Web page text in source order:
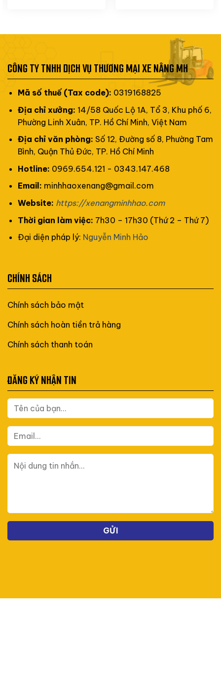
CÔNG TY TNHH DỊCH VỤ THƯƠNG MẠI XE NÂNG MH
Mã số thuế (Tax code): 0319168825
Địa chỉ xưởng: 14/58 Quốc Lộ 1A, Tổ 3, Khu phố 6,
Phường Linh Xuân, TP. Hồ Chí Minh, Việt Nam
Địa chỉ văn phòng: Số 12, Đường số 8, Phường Tam
Bình, Quận Thủ Đức, TP. Hồ Chí Minh
Hotline: 0969.654.121 - 0343.147.468
Email: minhhaoxenang@gmail.com
Website: https://xenangminhhao.com
Thời gian làm việc: 7h30 – 17h30 (Thứ 2 – Thứ 7)
Đại diện pháp lý: Nguyễn Minh Hảo
CHÍNH SÁCH
Chính sách bảo mật
Chính sách hoàn tiền trả hàng
Chính sách thanh toán
ĐĂNG KÝ NHẬN TIN